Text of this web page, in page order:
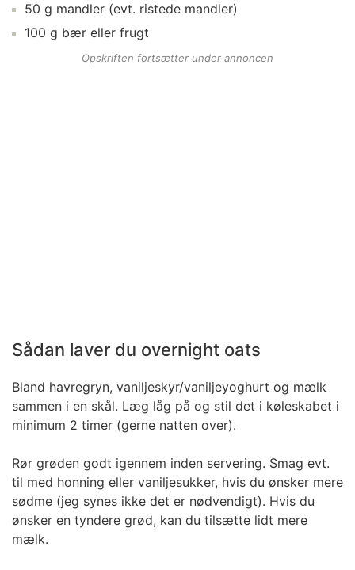
50 g mandler (evt. ristede mandler)
100 g bær eller frugt
Opskriften fortsætter under annoncen
Sådan laver du overnight oats
Bland havregryn, vaniljeskyr/vaniljeyoghurt og mælk
sammen i en skål. Læg låg på og stil det i køleskabet i
minimum 2 timer (gerne natten over).
Rør grøden godt igennem inden servering. Smag evt.
til med honning eller vaniljesukker, hvis du ønsker mere
sødme (jeg synes ikke det er nødvendigt). Hvis du
ønsker en tyndere grød, kan du tilsætte lidt mere
mælk.